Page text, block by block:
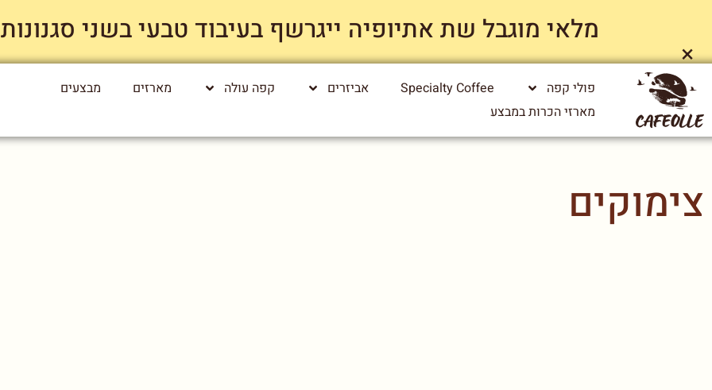
מלאי מוגבל שת אתיופיה ייגרשף בעיבוד טבעי בשני סגנונות קלייה
×
פולי קפה Specialty Coffee אביזרים קפה עולה מארזים
מבצעים
מארזי הכרות במבצע
צימוקים